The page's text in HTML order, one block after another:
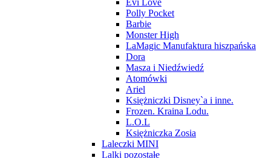
Evi Love
Polly Pocket
Barbie
Monster High
LaMagic Manufaktura hiszpańska
Dora
Masza i Niedźwiedź
Atomówki
Ariel
Księżniczki Disney`a i inne.
Frozen. Kraina Lodu.
L.O.L
Księżniczka Zosia
Laleczki MINI
Lalki pozostałe